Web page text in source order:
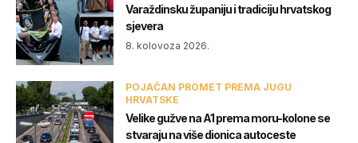
Varaždinsku županiju i tradiciju hrvatskog
sjevera
8. kolovoza 2026.
POJAČAN PROMET PREMA JUGU
HRVATSKE
Velike gužve na A1 prema moru-kolone se
stvaraju na više dionica autoceste